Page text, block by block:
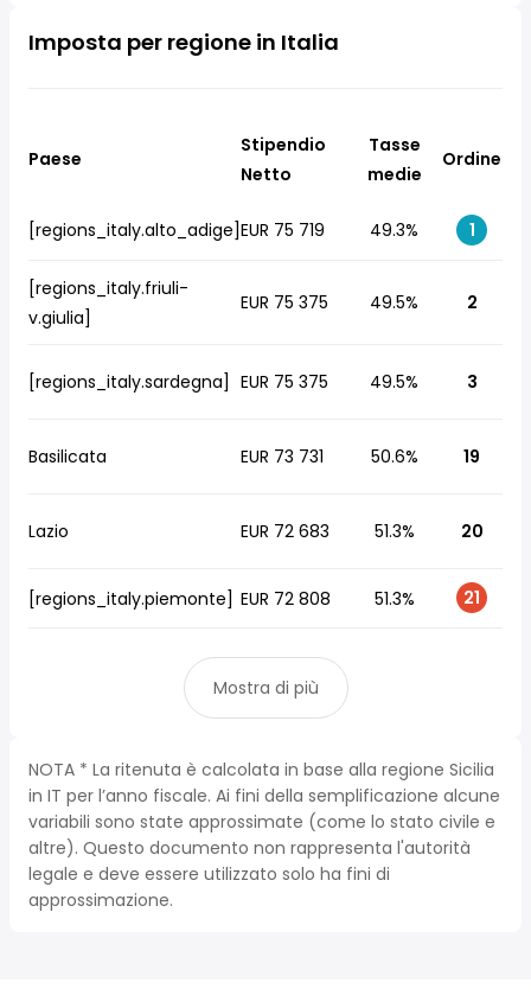
Imposta per regione in Italia
Paese
Stipendio
Netto
Tasse
medie
Ordine
[regions_italy.alto_adige]EUR 75 719 49.3% 1
[regions_italy.friuli-
v.giulia]
EUR 75 375 49.5% 2
[regions_italy.sardegna] EUR 75 375 49.5% 3
Basilicata EUR 73 731 50.6% 19
Lazio EUR 72 683 51.3% 20
[regions_italy.piemonte] EUR 72 808 51.3% 21
Mostra di più
NOTA * La ritenuta è calcolata in base alla regione Sicilia
in IT per l’anno fiscale. Ai fini della semplificazione alcune
variabili sono state approssimate (come lo stato civile e
altre). Questo documento non rappresenta l'autorità
legale e deve essere utilizzato solo ha fini di
approssimazione.